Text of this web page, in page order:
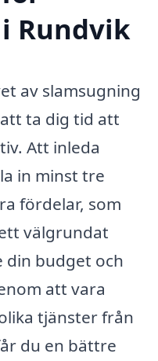
Rundvik
av slamsugning
ta dig tid att
Att inleda
in minst tre
fördelar, som
välgrundat
din budget och
att vara
tjänster från
du en bättre